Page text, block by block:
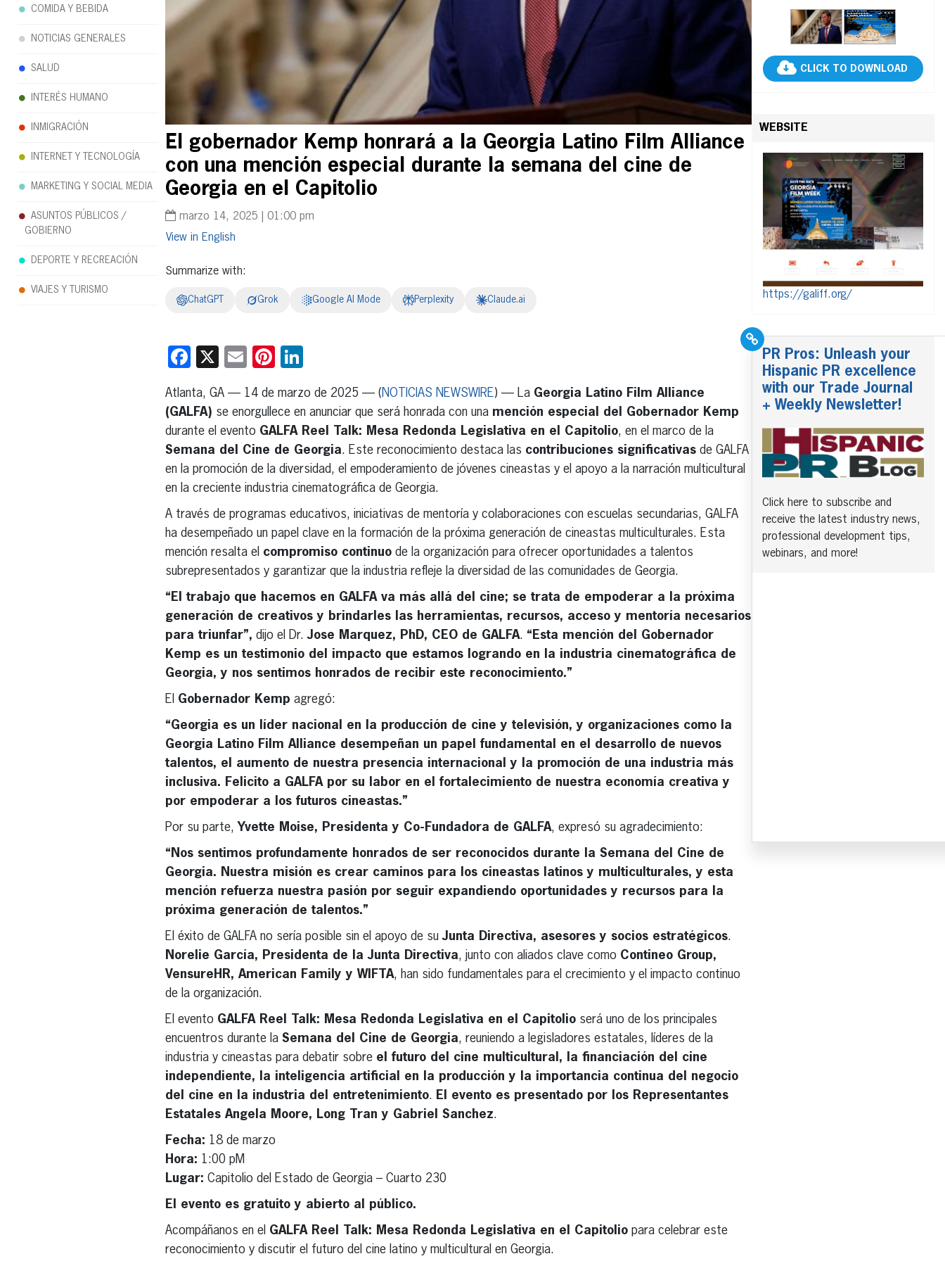
El gobernador Kemp honrará a la Georgia Latino Film Alliance
con una mención especial durante la semana del cine de
Georgia en el Capitolio
marzo 14, 2025 | 01:00 pm
English
Summarize with:
ChatGPT Grok Google AI Mode Perplexity Claude.ai
Facebook
X EmailPinterest
Atlanta, GA — 14 de marzo de 2025 — (NOTICIAS NEWSWIRE) — La Georgia Latino Film Alliance
(GALFA) se enorgullece en anunciar que será honrada con una mención especial del Gobernador Kemp
durante el evento GALFA Reel Talk: Mesa Redonda Legislativa en el Capitolio, en el marco de la
Semana del Cine de Georgia. Este reconocimiento destaca las contribuciones significativasde GALFA
en la promoción de la diversidad, el empoderamiento de jóvenes cineastas y el apoyo a la narración multicultural
en la creciente industria cinematográfica de Georgia.
A través de programas educativos, iniciativas de mentoría y colaboraciones con escuelas secundarias, GALFA
ha desempeñado un papel clave en la formación de la próxima generación de cineastas multiculturales. Esta
mención resalta el compromiso continuode la organización para ofrecer oportunidades a talentos
subrepresentados y garantizar que la industria refleje la diversidad de las comunidades de Georgia.
“El trabajo que hacemos en GALFA va más allá del cine; se trata de empoderar a la próxima
generación de creativos y brindarles las herramientas, recursos, acceso y mentoría necesarios
para triunfar”, dijo el Dr.Jose Marquez, PhD, CEO de GALFA. “Esta mención del Gobernador
Kemp es un testimonio del impacto que estamos logrando en la industria cinematográfica de
Georgia, y nos sentimos honrados de recibir este reconocimiento.”
El Gobernador Kemp agregó:
“Georgia es un líder nacional en la producción de cine y televisión, y organizaciones como la
Georgia Latino Film Alliance desempeñan un papel fundamental en el desarrollo de nuevos
talentos, el aumento de nuestra presencia internacional y la promoción de una industria más
inclusiva. Felicito a GALFA por su labor en el fortalecimiento de nuestra economía creativa y
por empoderar a los futuros cineastas.”
Por su parte, Yvette Moise, Presidenta y Co-Fundadora de GALFA, expresó su agradecimiento:
“Nos sentimos profundamente honrados de ser reconocidos durante la Semana del Cine de
Georgia. Nuestra misión es crear caminos para los cineastas latinos y multiculturales, y esta
mención refuerza nuestra pasión por seguir expandiendo oportunidades y recursos para la
próxima generación de talentos.”
El éxito de GALFA no sería posible sin el apoyo de suJunta Directiva, asesores y socios estratégicos.
Norelie García, Presidenta de la Junta Directiva, junto con aliados clave como Contineo Group,
VensureHR, American Family y WIFTA, han sido fundamentales para el crecimiento y el impacto continuo
de la organización.
El evento GALFA Reel Talk: Mesa Redonda Legislativa en el Capitolioserá uno de los principales
encuentros durante la Semana del Cine de Georgia, reuniendo a legisladores estatales, líderes de la
industria y cineastas para debatir sobre el futuro del cine multicultural, la financiación del cine
independiente, la inteligencia artificial en la producción y la importancia continua del negocio
del cine en la industria del entretenimiento. El evento es presentado por los Representantes
Estatales Angela Moore, Long Tran y Gabriel Sanchez.
Fecha: 18 de marzo
Hora: 1:00 pM
Lugar: Capitolio del Estado de Georgia – Cuarto 230
El evento es gratuito y abierto al público.
Acompáñanos en el GALFA Reel Talk: Mesa Redonda Legislativa en el Capitoliopara celebrar este
reconocimiento y discutir el futuro del cine latino y multicultural en Georgia.
CLICK TO DOWNLOAD
WEBSITE
https://galiff.org/
PR Pros: Unleash your
Hispanic PR excellence
with our Trade Journal
+ Weekly Newsletter!
Click here to subscribe and
receive the latest industry news,
professional development tips,
webinars, and more!
COMIDA Y BEBIDA
NOTICIAS GENERALES
SALUD
INTERÉS HUMANO
INMIGRACIÓN
INTERNET Y TECNOLOGÍA
MARKETING Y SOCIAL MEDIA
ASUNTOS PÚBLICOS /
GOBIERNO
DEPORTE Y RECREACIÓN
VIAJES Y TURISMO